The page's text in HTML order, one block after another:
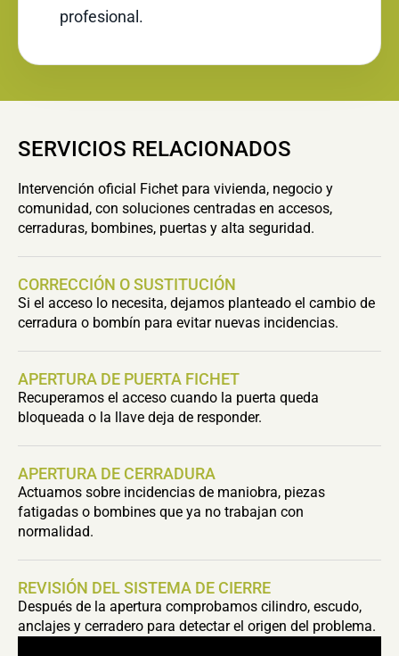
profesional.
SERVICIOS RELACIONADOS
Intervención oficial Fichet para vivienda, negocio y
comunidad, con soluciones centradas en accesos,
cerraduras, bombines, puertas y alta seguridad.
CORRECCIÓN O SUSTITUCIÓN
Si el acceso lo necesita, dejamos planteado el cambio de
cerradura o bombín para evitar nuevas incidencias.
APERTURA DE PUERTA FICHET
Recuperamos el acceso cuando la puerta queda
bloqueada o la llave deja de responder.
APERTURA DE CERRADURA
Actuamos sobre incidencias de maniobra, piezas
fatigadas o bombines que ya no trabajan con
normalidad.
REVISIÓN DEL SISTEMA DE CIERRE
Después de la apertura comprobamos cilindro, escudo,
anclajes y cerradero para detectar el origen del problema.